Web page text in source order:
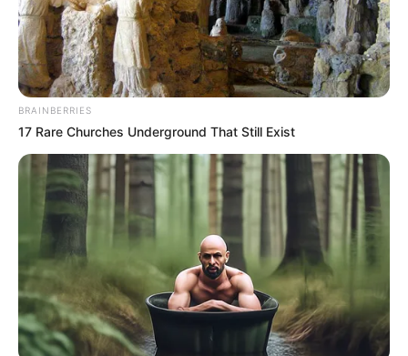
Ante la vulnerabilidad de los guardianes, el Vicepresidente
del SEU hizo un llamado urgente a la Policía de Medellín y
del Valle de Aburrá para que brinden apoyo inmediato en
los centros penitenciarios.
fletero en el barrio Guayabal de Medellín
lider del INPEC aseguró que este año se han
registrado 270 amenazas contra sus funcionarios que
custodian las cárceles. Quinbayoreveló, además, que, en
los últimos dos años, han sido asesinados 35
funcionarios del instituto.
Ante la vulnerabilidad de los guardianes, el vicepresidente
del SEU hizo un llamado urgente a la Policía de Medellín y
BRAINBERRIES
17 Rare Churches Underground That Still Exist